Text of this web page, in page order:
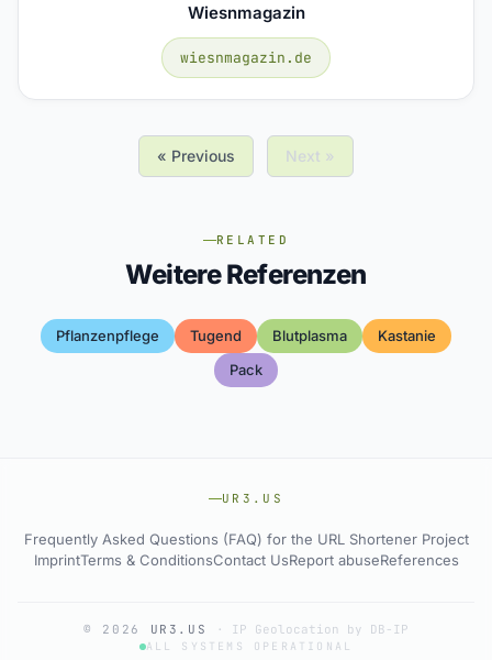
Wiesnmagazin
wiesnmagazin.de
« Previous Next »
RELATED
Weitere Referenzen
Pflanzenpflege Tugend Blutplasma
Kastanie
Pack
UR3.US
Frequently Asked Questions (FAQ) for the URL Shortener Project
ImprintTerms & ConditionsContact UsReport abuseReferences
© 2026 UR3.US · IP Geolocation by DB-IP
ALL SYSTEMS OPERATIONAL